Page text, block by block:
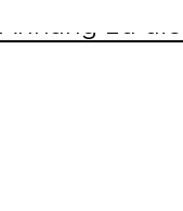
zu